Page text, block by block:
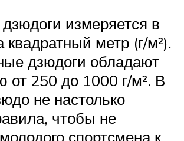
измеряется в
квадратный метр (г/м²).
дзюдоги обладают
от 250 до 1000 г/м². В
не настолько
чтобы не
спортсмена к